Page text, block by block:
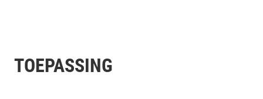
TOEPASSING